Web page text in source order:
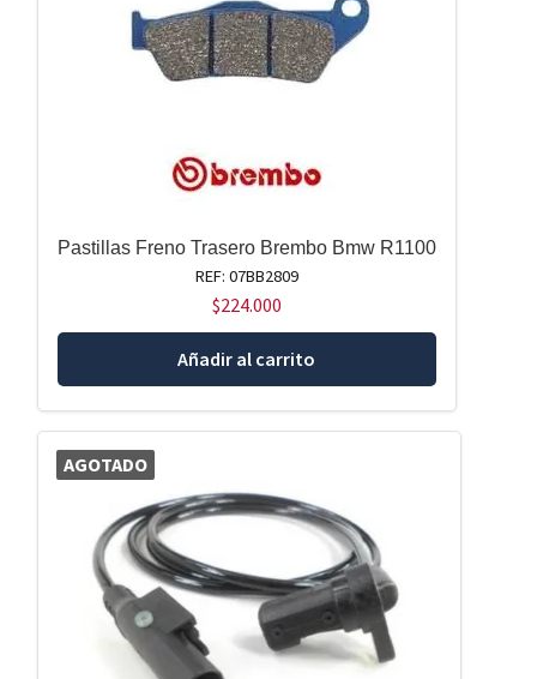
Pastillas Freno Trasero Brembo Bmw R1100
REF: 07BB2809
$224.000
Añadir al carrito
AGOTADO